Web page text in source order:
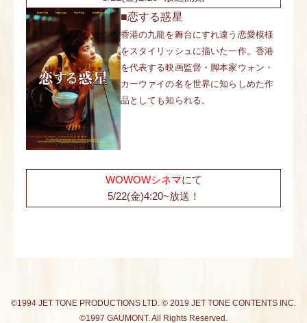
■恋する惑星
香港の九龍を舞台にすれ違う恋愛模様
をスタイリッシュに描いた一作。香港
を代表する映画監督・脚本家ウォン・
カーウァイの名を世界に知らしめた作
品としても知られる。
WOWOWシネマにて
5/22(金)4:20~放送！
©1994 JET TONE PRODUCTIONS LTD. © 2019 JET TONE CONTENTS INC.
©1997 GAUMONT. All Rights Reserved.